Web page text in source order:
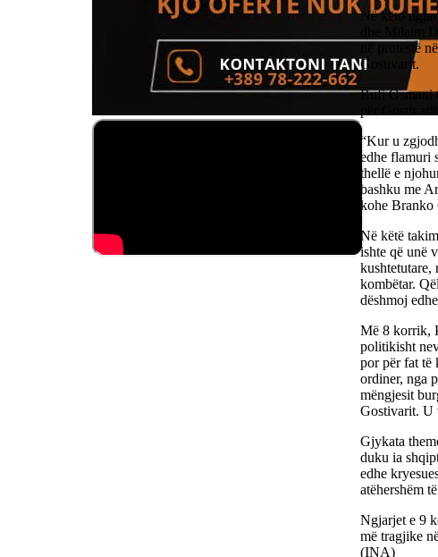
Në këto
dhe Milaim
në protestë
Gostivarit.
Rufi Osmani
“Kur u
edhe flamuri
thellë e
bashku me
kohe
Në këtë
ishte që unë
kushtetutare,
kombëtar.
dëshmoj
Më 8 korrik,
politikisht
por për fat të
ordiner, nga
mëngjesit
Gostivarit. U
Gjykata
duku ia
edhe
atëhershëm
Ngjarjet e 9
më tragjike
(INA)